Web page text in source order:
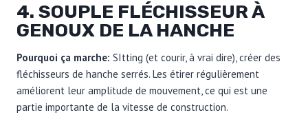
4. SOUPLE FLÉCHISSEUR À
GENOUX DE LA HANCHE
Pourquoi ça marche: SItting (et courir, à vrai dire), créer des
fléchisseurs de hanche serrés. Les étirer régulièrement
améliorent leur amplitude de mouvement, ce qui est une
partie importante de la vitesse de construction.